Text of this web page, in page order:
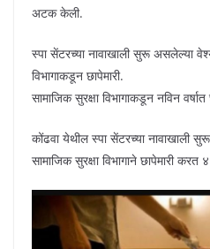
अटक केली.
स्पा सेंटरच्या नावाखाली सुरू असलेल्या
विभागाकडून छापेमारी.
सामाजिक सुरक्षा विभागाकडून नविन वर्षात
कोंढवा येथील स्पा सेंटरच्या नावाखाली
सामाजिक सुरक्षा विभागाने छापेमारी